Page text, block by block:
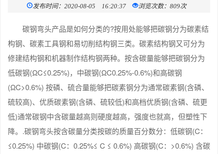
发布时间：2020-08-05 16:20:37 浏览次数：809次
碳钢弯头产品是如何分类的?按用处能够把碳钢分为碳素结
构钢、碳素工具钢和易切削结构钢三类。碳素结构钢又可分为
修建结构钢和机器制作结构钢两种。按含碳量能够把碳钢分为
低碳钢(ΩC≤0.25%)，中碳钢(ΩC0.25%-0.6%)和高碳钢
(ΩC>0.6%) 按磷、硫合量能够把碳素钢分为通常碳素钢(含磷、
硫较高)、优质碳素钢(含磷、硫较低)和高档优质钢(含磷、硫更
低)通常碳钢中含碳量越高则硬度越高，强度也就高，但塑性下
降。.碳钢弯头按含碳量分类按碳的质量百分数分：低碳钢(C：
≤0.25%) 中碳钢(C：0.25%≤ C ≤ 0.6%) 高碳钢(C：>0.6%) 含碳